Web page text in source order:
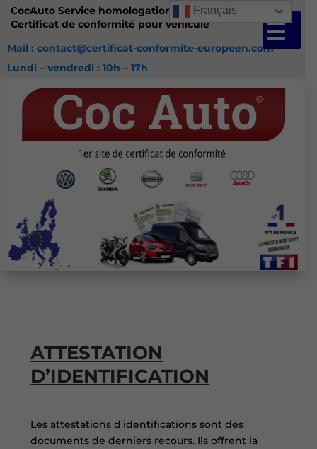
CocAuto Service homologation France
Certificat de conformité pour véhicule
Mail : contact@certificat-conformite-europeen.com
Lundi – vendredi : 10h – 17h
ATTESTATION
D’IDENTIFICATION
Les attestations d’identifications sont des
documents de derniers recours. Ils offrent la
Français